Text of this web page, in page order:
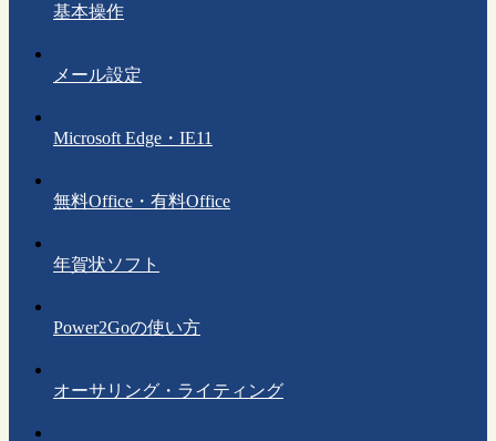
基本操作
メール設定
Microsoft Edge・IE11
無料Office・有料Office
年賀状ソフト
Power2Goの使い方
オーサリング・ライティング